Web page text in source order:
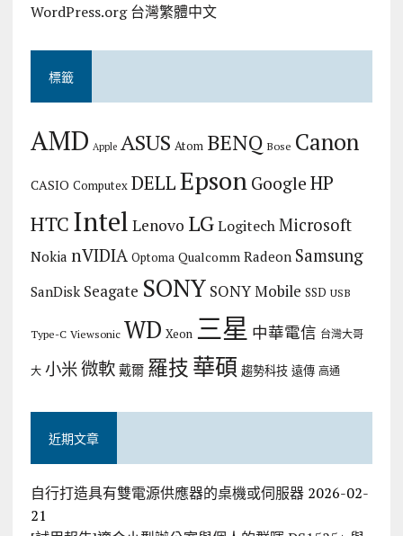
WordPress.org 台灣繁體中文
標籤
AMD Apple ASUS Atom BENQ Bose Canon
CASIO Computex DELLEpson Google HP
HTC Intel Lenovo LG Logitech Microsoft
Nokia nVIDIA Optoma Qualcomm Radeon Samsung
SanDisk Seagate SONY SONY Mobile SSD USB
Type-C Viewsonic WD Xeon 三星 中華電信 台灣大哥
大 小米微軟 戴爾 羅技華碩 趨勢科技 遠傳 高通
近期文章
自行打造具有雙電源供應器的桌機或伺服器 2026-02-
21